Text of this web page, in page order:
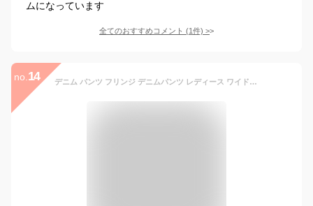
ムになっています
全てのおすすめコメント (1件) >
no. 14 デニム パンツ フリンジ デニムパンツ レディース ワイド ワイドパンツ 大きいサイズ ジーンズ ジーパン 体型カバー ボトムス ストレート ズボン ボトム フリンジデニム 長ズボン ゆったり ハイウエスト 伸びる ゴム ストレッチ 美脚 秋 冬 HUG.U